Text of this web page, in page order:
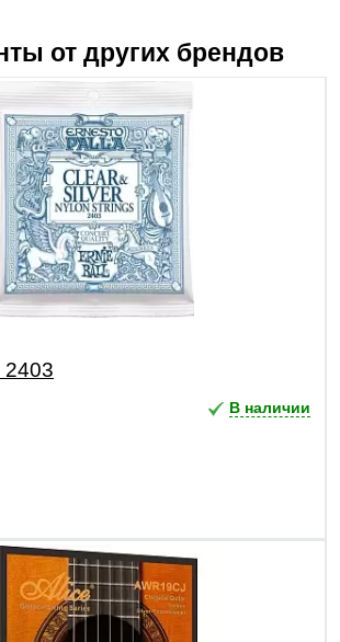
от других брендов
2403
В наличии